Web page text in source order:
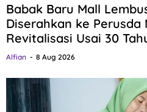
Babak Baru Mall
Diserahkan ke Perusda
Revitalisasi Usai 30
Alfian 8 Aug 2026